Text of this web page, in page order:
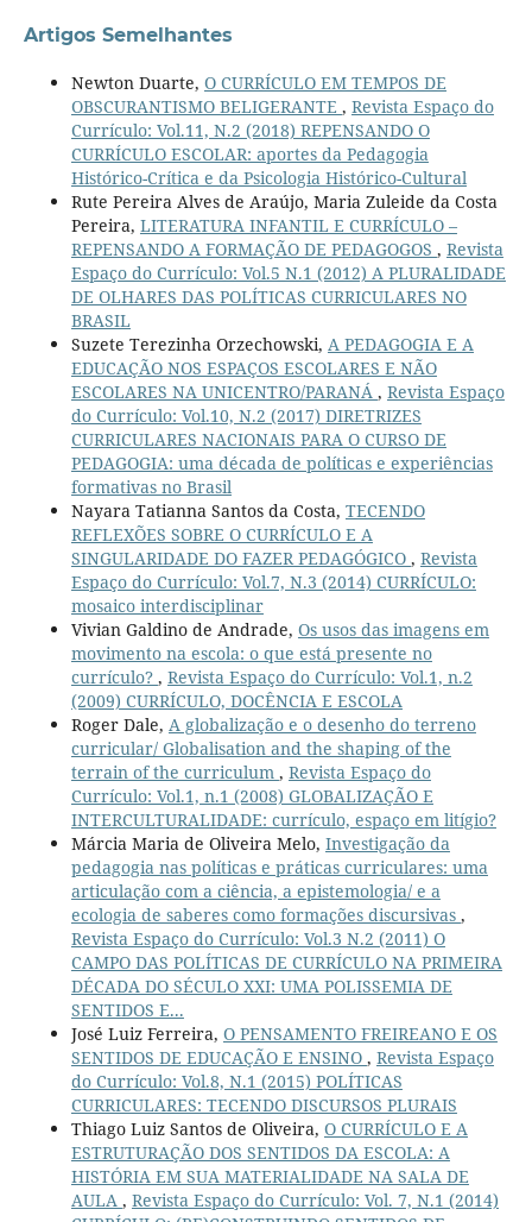
Artigos Semelhantes
Newton Duarte, O CURRÍCULO EM TEMPOS DE
OBSCURANTISMO BELIGERANTE , Revista Espaço do
Currículo: Vol.11, N.2 (2018) REPENSANDO O
CURRÍCULO ESCOLAR: aportes da Pedagogia
Histórico-Crítica e da Psicologia Histórico-Cultural
Rute Pereira Alves de Araújo, Maria Zuleide da Costa
Pereira, LITERATURA INFANTIL E CURRÍCULO –
REPENSANDO A FORMAÇÃO DE PEDAGOGOS , Revista
Espaço do Currículo: Vol.5 N.1 (2012) A PLURALIDADE
DE OLHARES DAS POLÍTICAS CURRICULARES NO
BRASIL
Suzete Terezinha Orzechowski, A PEDAGOGIA E A
EDUCAÇÃO NOS ESPAÇOS ESCOLARES E NÃO
ESCOLARES NA UNICENTRO/PARANÁ , Revista Espaço
do Currículo: Vol.10, N.2 (2017) DIRETRIZES
CURRICULARES NACIONAIS PARA O CURSO DE
PEDAGOGIA: uma década de políticas e experiências
formativas no Brasil
Nayara Tatianna Santos da Costa, TECENDO
REFLEXÕES SOBRE O CURRÍCULO E A
SINGULARIDADE DO FAZER PEDAGÓGICO , Revista
Espaço do Currículo: Vol.7, N.3 (2014) CURRÍCULO:
mosaico interdisciplinar
Vivian Galdino de Andrade, Os usos das imagens em
movimento na escola: o que está presente no
currículo? , Revista Espaço do Currículo: Vol.1, n.2
(2009) CURRÍCULO, DOCÊNCIA E ESCOLA
Roger Dale, A globalização e o desenho do terreno
curricular/ Globalisation and the shaping of the
terrain of the curriculum , Revista Espaço do
Currículo: Vol.1, n.1 (2008) GLOBALIZAÇÃO E
INTERCULTURALIDADE: currículo, espaço em litígio?
Márcia Maria de Oliveira Melo, Investigação da
pedagogia nas políticas e práticas curriculares: uma
articulação com a ciência, a epistemologia/ e a
ecologia de saberes como formações discursivas ,
Revista Espaço do Currículo: Vol.3 N.2 (2011) O
CAMPO DAS POLÍTICAS DE CURRÍCULO NA PRIMEIRA
DÉCADA DO SÉCULO XXI: UMA POLISSEMIA DE
SENTIDOS E...
José Luiz Ferreira, O PENSAMENTO FREIREANO E OS
SENTIDOS DE EDUCAÇÃO E ENSINO , Revista Espaço
do Currículo: Vol.8, N.1 (2015) POLÍTICAS
CURRICULARES: TECENDO DISCURSOS PLURAIS
Thiago Luiz Santos de Oliveira, O CURRÍCULO E A
ESTRUTURAÇÃO DOS SENTIDOS DA ESCOLA: A
HISTÓRIA EM SUA MATERIALIDADE NA SALA DE
AULA , Revista Espaço do Currículo: Vol. 7, N.1 (2014)